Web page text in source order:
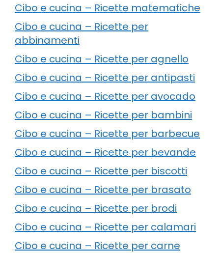
Cibo e cucina – Ricette matematiche
Cibo e cucina – Ricette per
abbinamenti
Cibo e cucina – Ricette per agnello
Cibo e cucina – Ricette per antipasti
Cibo e cucina – Ricette per avocado
Cibo e cucina – Ricette per bambini
Cibo e cucina – Ricette per barbecue
Cibo e cucina – Ricette per bevande
Cibo e cucina – Ricette per biscotti
Cibo e cucina – Ricette per brasato
Cibo e cucina – Ricette per brodi
Cibo e cucina – Ricette per calamari
Cibo e cucina – Ricette per carne